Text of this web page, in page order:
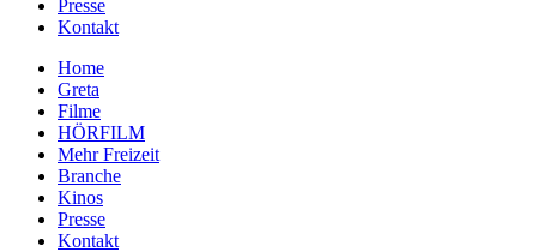
Presse
Kontakt
Home
Greta
Filme
HÖRFILM
Mehr Freizeit
Branche
Kinos
Presse
Kontakt